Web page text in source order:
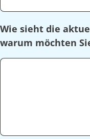
Wie sieht die
warum möchten